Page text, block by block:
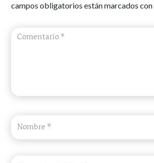
campos obligatorios están marcados con